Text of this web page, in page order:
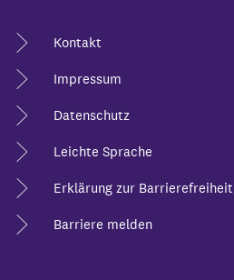
Kontakt
Impressum
Datenschutz
Leichte Sprache
Erklärung zur Barrierefreiheit
Barriere melden